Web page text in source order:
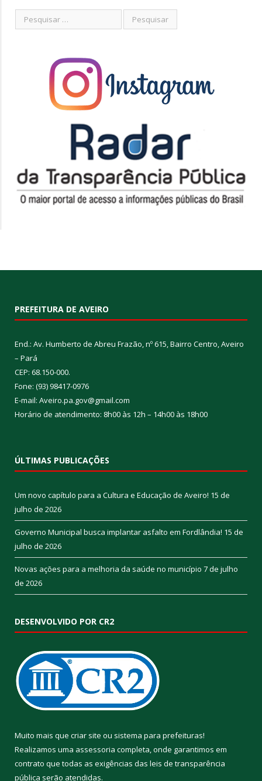
PREFEITURA DE AVEIRO
End.: Av. Humberto de Abreu Frazão, nº 615, Bairro Centro, Aveiro
– Pará
CEP: 68.150-000.
Fone: (93) 98417-0976
E-mail: Aveiro.pa.gov@gmail.com
Horário de atendimento: 8h00 às 12h – 14h00 às 18h00
ÚLTIMAS PUBLICAÇÕES
Um novo capítulo para a Cultura e Educação de Aveiro! 15 de
julho de 2026
Governo Municipal busca implantar asfalto em Fordlândia! 15 de
julho de 2026
Novas ações para a melhoria da saúde no município 7 de julho
de 2026
DESENVOLVIDO POR CR2
Muito mais que criar site ou sistema para prefeituras!
Realizamos uma assessoria completa, onde garantimos em
contrato que todas as exigências das leis de transparência
pública serão atendidas.